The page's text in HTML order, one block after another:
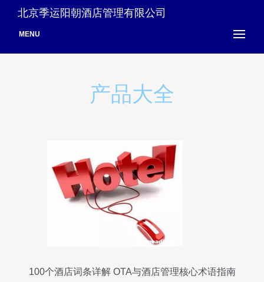
北京季运阳朝酒店管理有限公司
MENU
产品大全
100个酒店词条详解 OTA与酒店管理核心术语指南